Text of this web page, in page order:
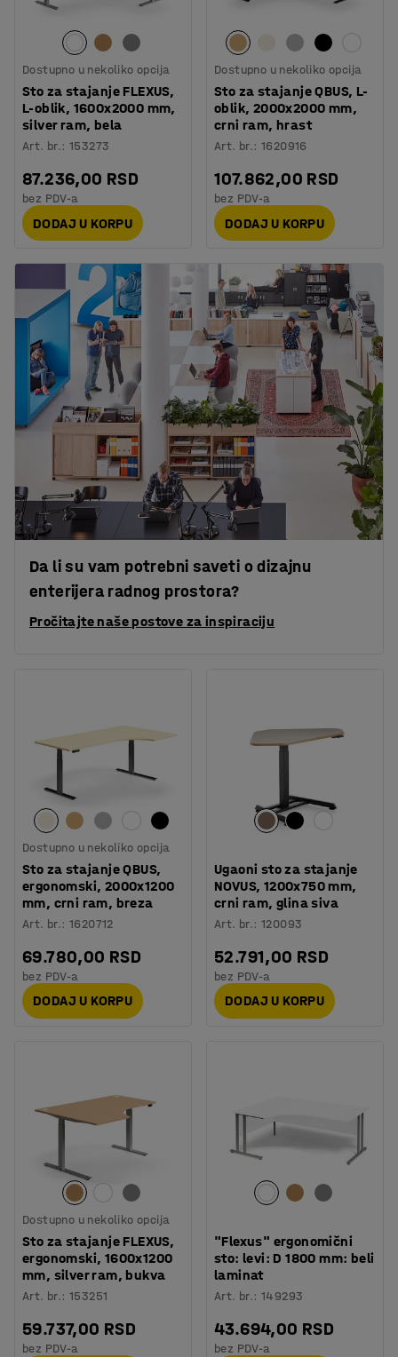
Dostupno u nekoliko opcija
Sto za stajanje FLEXUS,
L-oblik, 1600x2000 mm,
silver ram, bela
Art. br.:153273
87.236,00 RSD
bez PDV-a
DODAJ U KORPU
Dostupno u nekoliko opcija
Sto za stajanje QBUS, L-
oblik, 2000x2000 mm,
crni ram, hrast
Art. br.:1620916
107.862,00 RSD
bez PDV-a
DODAJ U KORPU
Da li su vam potrebni saveti o dizajnu
enterijera radnog prostora?
Pročitajte naše postove za inspiraciju
Dostupno u nekoliko opcija
Sto za stajanje QBUS,
ergonomski, 2000x1200
mm, crni ram, breza
Art. br.:1620712
69.780,00 RSD
bez PDV-a
DODAJ U KORPU
Ugaoni sto za stajanje
NOVUS, 1200x750 mm,
crni ram, glina siva
Art. br.:120093
52.791,00 RSD
bez PDV-a
DODAJ U KORPU
Dostupno u nekoliko opcija
Sto za stajanje FLEXUS,
ergonomski, 1600x1200
mm, silver ram, bukva
Art. br.:153251
59.737,00 RSD
bez PDV-a
"Flexus" ergonomični
sto: levi: D 1800 mm: beli
laminat
Art. br.:149293
43.694,00 RSD
bez PDV-a